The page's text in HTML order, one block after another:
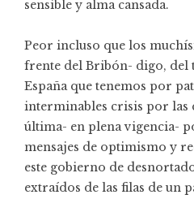
sensible y alma cansada.
Peor incluso que los
frente del Bribón- digo, del
España que tenemos por
interminables crisis por las
última- en plena vigencia-
mensajes de optimismo y
este gobierno de
extraídos de las filas de un